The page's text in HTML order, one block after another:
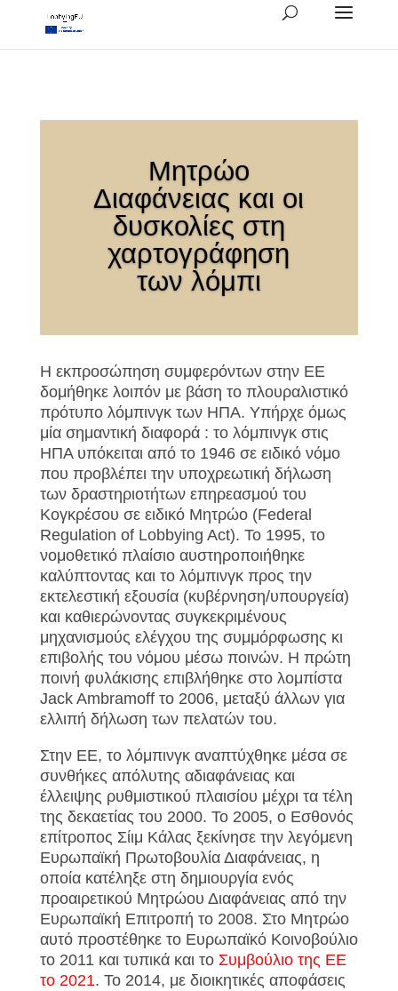
Μητρώο
Διαφάνειας και οι
δυσκολίες στη
χαρτογράφηση
των λόμπι
Η εκπροσώπηση συμφερόντων στην ΕΕ
δομήθηκε λοιπόν με βάση το πλουραλιστικό
πρότυπο λόμπινγκ των ΗΠΑ. Υπήρχε όμως
μία σημαντική διαφορά : το λόμπινγκ στις
ΗΠΑ υπόκειται από το 1946 σε ειδικό νόμο
που προβλέπει την υποχρεωτική δήλωση
των δραστηριοτήτων επηρεασμού του
Κογκρέσου σε ειδικό Μητρώο (Federal
Regulation of Lobbying Act). Το 1995, το
νομοθετικό πλαίσιο αυστηροποιήθηκε
καλύπτοντας και το λόμπινγκ προς την
εκτελεστική εξουσία (κυβέρνηση/υπουργεία)
και καθιερώνοντας συγκεκριμένους
μηχανισμούς ελέγχου της συμμόρφωσης κι
επιβολής του νόμου μέσω ποινών. Η πρώτη
ποινή φυλάκισης επιβλήθηκε στο λομπίστα
Jack Ambramoff το 2006, μεταξύ άλλων για
ελλιπή δήλωση των πελατών του.
Στην ΕΕ, το λόμπινγκ αναπτύχθηκε μέσα σε
συνθήκες απόλυτης αδιαφάνειας και
έλλειψης ρυθμιστικού πλαισίου μέχρι τα τέλη
της δεκαετίας του 2000. Το 2005, ο Εσθονός
επίτροπος Σίιμ Κάλας ξεκίνησε την λεγόμενη
Ευρωπαϊκή Πρωτοβουλία Διαφάνειας, η
οποία κατέληξε στη δημιουργία ενός
προαιρετικού Μητρώου Διαφάνειας από την
Ευρωπαϊκή Επιτροπή το 2008. Στο Μητρώο
αυτό προστέθηκε το Ευρωπαϊκό Κοινοβούλιο
το 2011 και τυπικά και το Συμβούλιο της ΕΕ
το 2021. To 2014, με διοικητικές αποφάσεις